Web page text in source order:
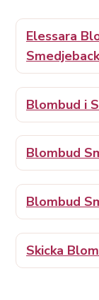
Elessara
Blombud i
Blombud
Blombud
Skicka